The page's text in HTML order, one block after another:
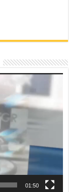
01:50